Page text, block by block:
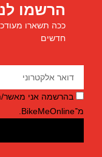
הרשמו
ככה תשארו
חדשים
בהרשמה אני מאשר/
מ־BikeMeOnline.